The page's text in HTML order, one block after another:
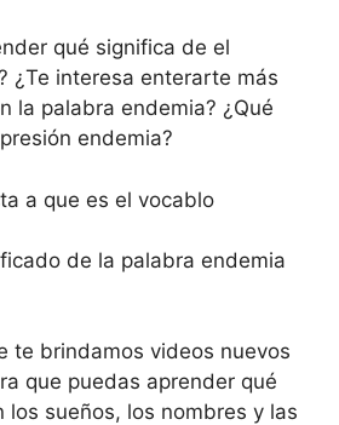
qué significa de el
¿Te interesa enterarte más
la palabra endemia? ¿Qué
endemia?
a que es el vocablo
de la palabra endemia
te brindamos videos nuevos
que puedas aprender qué
los sueños, los nombres y las